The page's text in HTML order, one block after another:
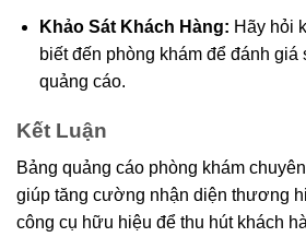
Khảo Sát Khách Hàng: Hãy hỏi
biết đến phòng khám để đánh
quảng cáo.
Kết Luận
Bảng quảng cáo phòng khám
giúp tăng cường nhận diện thương
công cụ hữu hiệu để thu hút khách